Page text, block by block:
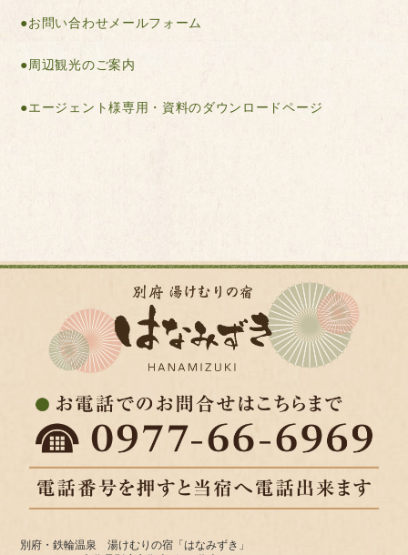
●お問い合わせメールフォーム
●周辺観光のご案内
●エージェント様専用・資料のダウンロードページ
別府・鉄輪温泉 湯けむりの宿「はなみずき」